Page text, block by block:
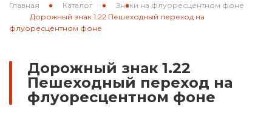
Каркасные знаки
Паспорта объектов (щиты для
национальных проектов)
Главная Каталог
Знаки на флуоресцентном фоне
Дорожный знак 1.22 Пешеходный переход на
флуоресцентном фоне
Дорожный знак 1.22
Пешеходный переход на
флуоресцентном фоне